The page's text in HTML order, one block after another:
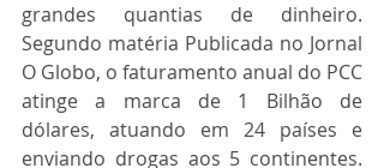
grandes quantias de dinheiro.
Segundo matéria Publicada no Jornal
O Globo, o faturamento anual do PCC
atinge a marca de 1 Bilhão de
dólares, atuando em 24 países e
enviando drogas aos 5 continentes.